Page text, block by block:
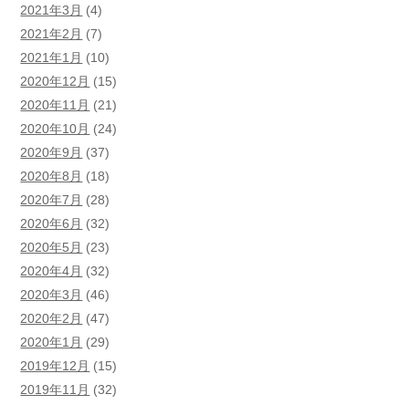
2021年3月 (4)
2021年2月 (7)
2021年1月 (10)
2020年12月 (15)
2020年11月 (21)
2020年10月 (24)
2020年9月 (37)
2020年8月 (18)
2020年7月 (28)
2020年6月 (32)
2020年5月 (23)
2020年4月 (32)
2020年3月 (46)
2020年2月 (47)
2020年1月 (29)
2019年12月 (15)
2019年11月 (32)